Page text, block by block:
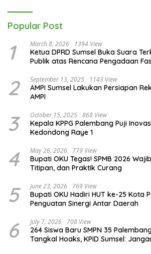
Popular Post
1 March 8, 2026 1394 View
Ketua DPRD Sumsel Buka Suara
Publik atas Rencana Pengadaan
2 September 13, 2025 1143 View
AMPI Sumsel Lakukan Persiapan
AMPI
3 October 15, 2025 868 View
Kepala KPPG Palembang Puji
Kedondong Raye 1
4 May 26, 2026 779 View
Bupati OKU Tegas! SPMB 2026
Titipan, dan Praktik Curang
5 June 23, 2026 769 View
Bupati OKU Hadiri HUT ke-25 Kota
Penguatan Sinergi Antar Daerah
6 July 7, 2026 708 View
264 Siswa Baru SMPN 35
Tangkal Hoaks, KPID Sumsel: